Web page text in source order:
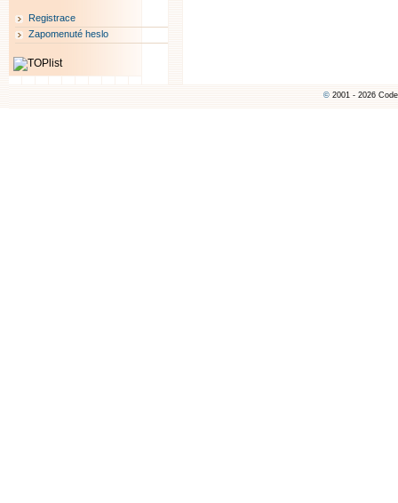
Registrace
Zapomenuté heslo
© 2001 - 2026